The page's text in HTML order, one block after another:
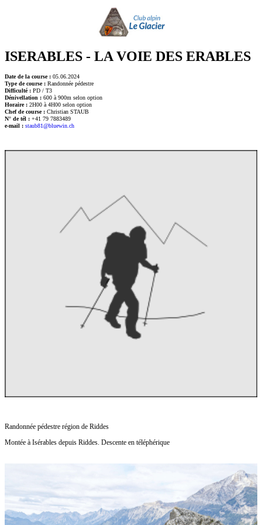
ISERABLES - LA VOIE DES ERABLES
Date de la course : 05.06.2024
Type de course : Randonnée pédestre
Difficulté : PD / T3
Dénivellation : 600 à 900m selon option
Horaire : 2H00 à 4H00 selon option
Chef de course : Christian STAUB
N° de tél : +41 79 7883489
e-mail : staub81@bluewin.ch
Randonnée pédestre région de Riddes
Montée à Isérables depuis Riddes. Descente en téléphérique